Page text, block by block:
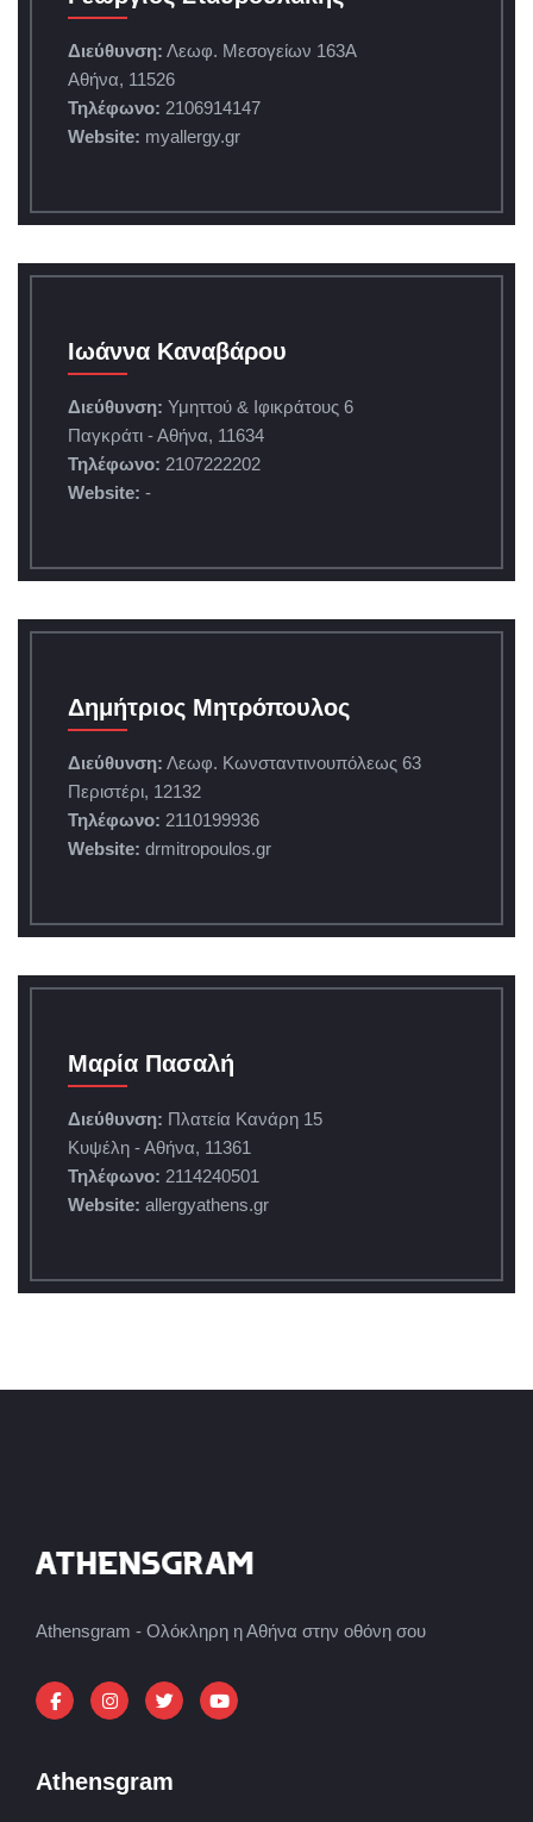
Διεύθυνση: Λεωφ. Μεσογείων 163A
Αθήνα, 11526
Τηλέφωνο: 2106914147
Website: myallergy.gr
Ιωάννα Καναβάρου
Διεύθυνση: Υμηττού & Ιφικράτους 6
Παγκράτι - Αθήνα, 11634
Τηλέφωνο: 2107222202
Website: -
Δημήτριος Μητρόπουλος
Διεύθυνση: Λεωφ. Κωνσταντινουπόλεως 63
Περιστέρι, 12132
Τηλέφωνο: 2110199936
Website: drmitropoulos.gr
Μαρία Πασαλή
Διεύθυνση: Πλατεία Κανάρη 15
Κυψέλη - Αθήνα, 11361
Τηλέφωνο: 2114240501
Website: allergyathens.gr
Athensgram - Ολόκληρη η Αθήνα στην οθόνη σου
Athensgram